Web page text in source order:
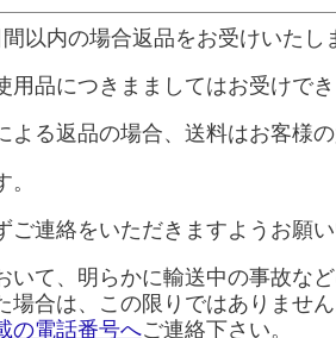
以内の場合返品をお受けいたし
品につきまましてはお受けでき
る返品の場合、送料はお客様
ご連絡をいただきますようお願い
て、明らかに輸送中の事故な
場合は、この限りではありません
の電話番号へご連絡下さい。